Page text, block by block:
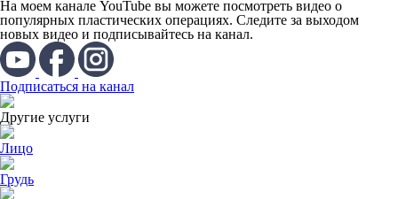
На моем канале YouTube вы можете посмотреть видео о
популярных пластических операциях. Следите за выходом
новых видео и подписывайтесь на канал.
Подписаться на канал
Другие услуги
Лицо
Грудь